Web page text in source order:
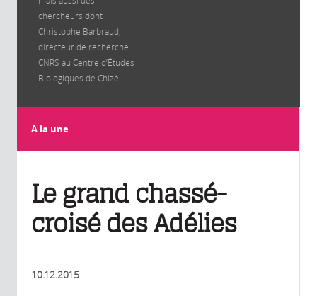
chercheurs dont
Christophe Barbraud,
directeur de recherche
CNRS au Centre d’Études
Biologiques de Chizé.
A la une
Le grand chassé-
croisé des Adélies
10.12.2015